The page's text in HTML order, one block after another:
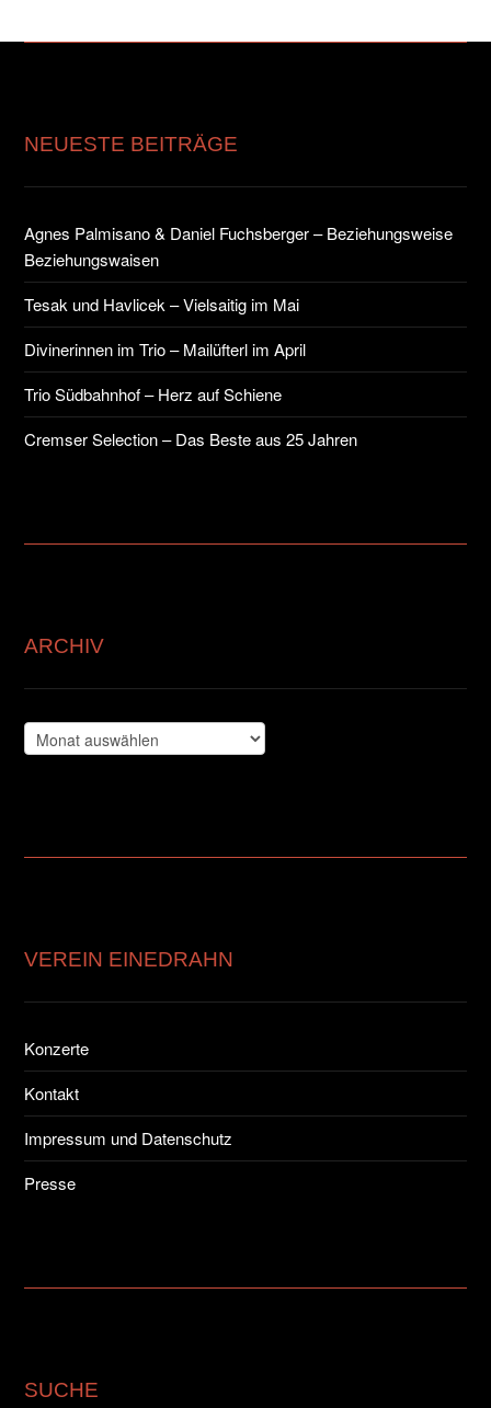
NEUESTE BEITRÄGE
Agnes Palmisano & Daniel Fuchsberger – Beziehungsweise
Beziehungswaisen
Tesak und Havlicek – Vielsaitig im Mai
Divinerinnen im Trio – Mailüfterl im April
Trio Südbahnhof – Herz auf Schiene
Cremser Selection – Das Beste aus 25 Jahren
ARCHIV
Archiv
VEREIN EINEDRAHN
Konzerte
Kontakt
Impressum und Datenschutz
Presse
SUCHE